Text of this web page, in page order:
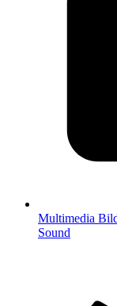
Multimedia
Sound